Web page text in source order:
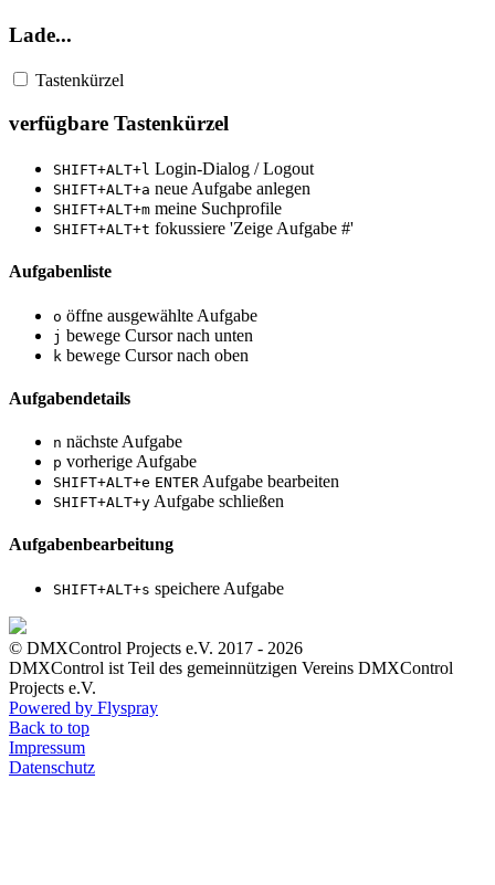
Lade...
Tastenkürzel
verfügbare Tastenkürzel
SHIFT+ALT+l Login-Dialog / Logout
SHIFT+ALT+a neue Aufgabe anlegen
SHIFT+ALT+m meine Suchprofile
SHIFT+ALT+t fokussiere 'Zeige Aufgabe #'
Aufgabenliste
o öffne ausgewählte Aufgabe
j bewege Cursor nach unten
k bewege Cursor nach oben
Aufgabendetails
n nächste Aufgabe
p vorherige Aufgabe
SHIFT+ALT+e ENTER Aufgabe bearbeiten
SHIFT+ALT+y Aufgabe schließen
Aufgabenbearbeitung
SHIFT+ALT+s speichere Aufgabe
© DMXControl Projects e.V. 2017 - 2026
DMXControl ist Teil des gemein­nützigen Vereins DMXControl
Projects e.V.
Powered by Flyspray
Back to top
Impressum
Datenschutz